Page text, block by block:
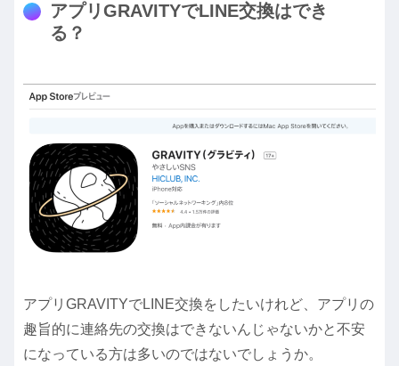
アプリGRAVITYでLINE交換はでき
る？
アプリGRAVITYでLINE交換をしたいけれど、アプリの
趣旨的に連絡先の交換はできないんじゃないかと不安
になっている方は多いのではないでしょうか。